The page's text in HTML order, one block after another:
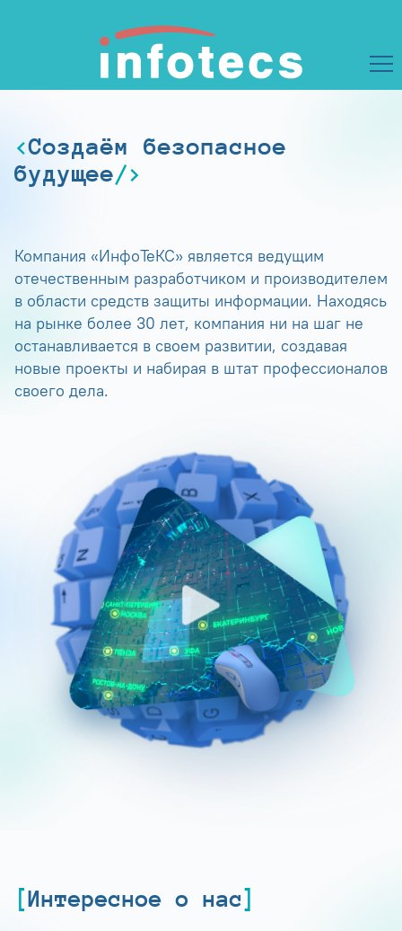
Создаём безопасное
будущее
Компания «ИнфоТеКС» является ведущим
отечественным разработчиком и производителем
в области средств защиты информации. Находясь
на рынке более 30 лет, компания ни на шаг не
останавливается в своем развитии, создавая
новые проекты и набирая в штат профессионалов
своего дела.
Интересное о нас